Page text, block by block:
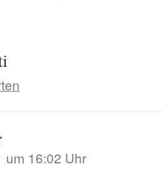
um 16:02 Uhr